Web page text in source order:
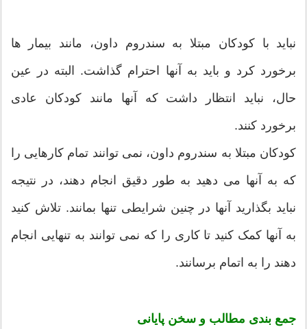
نباید با کودکان مبتلا به سندروم داون، مانند بیمار ها
برخورد کرد و باید به آنها احترام گذاشت. البته در عین
حال، نباید انتظار داشت که آنها مانند کودکان عادی
برخورد کنند.
کودکان مبتلا به سندروم داون، نمی توانند تمام کارهایی را
که به آنها می دهید به طور دقیق انجام دهند، در نتیجه
نباید بگذارید آنها در چنین شرایطی تنها بمانند. تلاش کنید
به آنها کمک کنید تا کاری را که نمی توانند به تنهایی انجام
دهند را به اتمام برسانند.
جمع بندی مطالب و سخن پایانی